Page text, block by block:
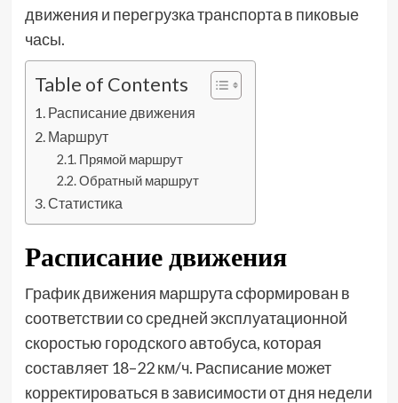
движения и перегрузка транспорта в пиковые
часы.
Table of Contents
Расписание движения
Маршрут
Прямой маршрут
Обратный маршрут
Статистика
Расписание движения
График движения маршрута сформирован в
соответствии со средней эксплуатационной
скоростью городского автобуса, которая
составляет 18–22 км/ч. Расписание может
корректироваться в зависимости от дня недели